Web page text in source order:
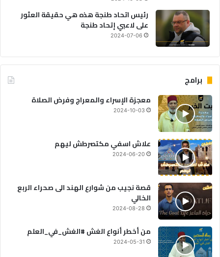
رئيس اتحاد طنجة هذه هي حقيقة العثور
على لاعبي إتحاد طنجة
2024-07-06
برامج
معجزة الإسراء والمعراج وفرض الصلاة
2024-10-03
علاش اسفي مكتصرطش ليهم
2024-06-20
قصة نجيب من شوارع الهند الى صحراء الربع
الخالي
2024-08-28
من أخطر أنواع الغش #الغش_في_العلم
2024-05-31